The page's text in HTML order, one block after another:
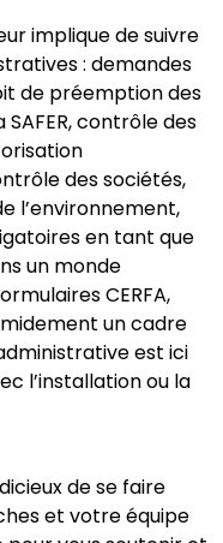
implique de suivre
: demandes
de préemption des
contrôle des
des sociétés,
l’environnement,
en tant que
un monde
CERFA,
un cadre
est ici
l’installation ou la
de se faire
et votre équipe